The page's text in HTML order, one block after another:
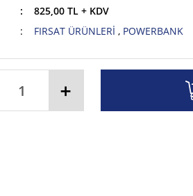
825,00 TL + KDV
FIRSAT ÜRÜNLERİ , POWERBANK
+